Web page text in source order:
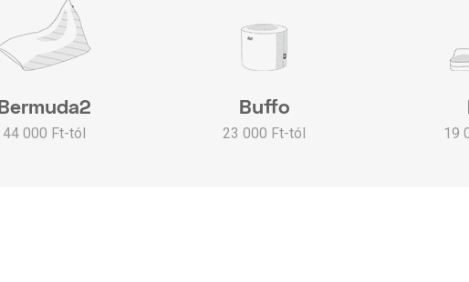
Bermuda2
44 000 Ft-tól
Buffo
23 000 Ft-tól 19